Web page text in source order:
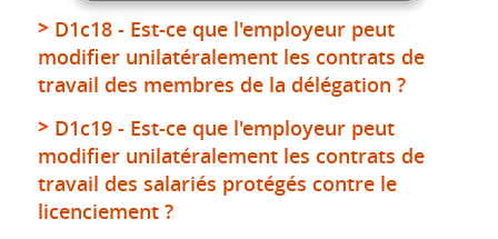
D1c18 - Est-ce que l'employeur peut
modifier unilatéralement les contrats de
travail des membres de la délégation ?
D1c19 - Est-ce que l'employeur peut
modifier unilatéralement les contrats de
travail des salariés protégés contre le
licenciement ?